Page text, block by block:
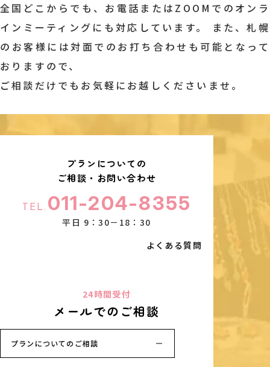
全国どこからでも、お電話またはZOOMでのオンラ
インミーティングにも対応しています。
また、札幌
のお客様には対面でのお打ち合わせも可能となって
おりますので、
ご相談だけでもお気軽にお越しくださいませ。
プランについての
ご相談・お問い合わせ
TEL. 011-204-8355
平日 9：30－18：30
よくある質問
24時間受付
メールでのご相談
プランについてのご相談